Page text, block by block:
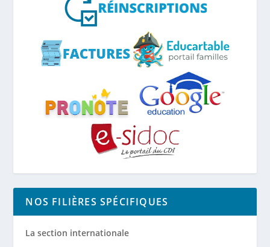
NOS FILIÈRES SPÉCIFIQUES
La section internationale